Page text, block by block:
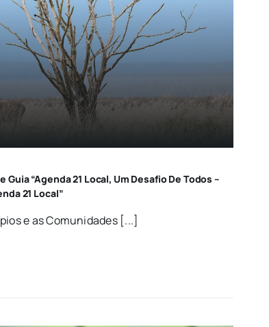
“Agenda 21 Local, Um Desafio De Todos –
21 Local”
e as Comunidades [...]